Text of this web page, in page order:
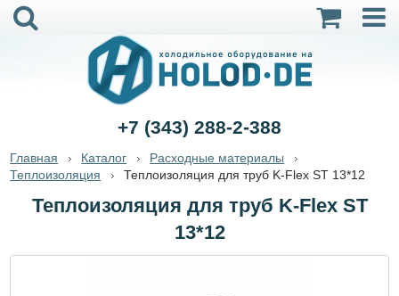
+7 (343) 288-2-388
Главная Каталог
Расходные материалы
Теплоизоляция
Теплоизоляция для труб K-Flex ST 13*12
Теплоизоляция для труб K-Flex ST
13*12